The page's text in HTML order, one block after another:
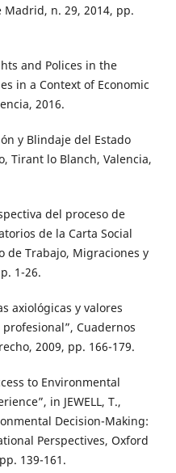
n. 29, 2014, pp.
and Polices in the
in a Context of Economic
2016.
y Blindaje del Estado
Tirant lo Blanch, Valencia,
del proceso de
de la Carta Social
de Trabajo, Migraciones y
1-26.
axiológicas y valores
Cuadernos
2009, pp. 166-179.
to Environmental
in JEWELL, T.,
Decision-Making:
Perspectives, Oxford
139-161.